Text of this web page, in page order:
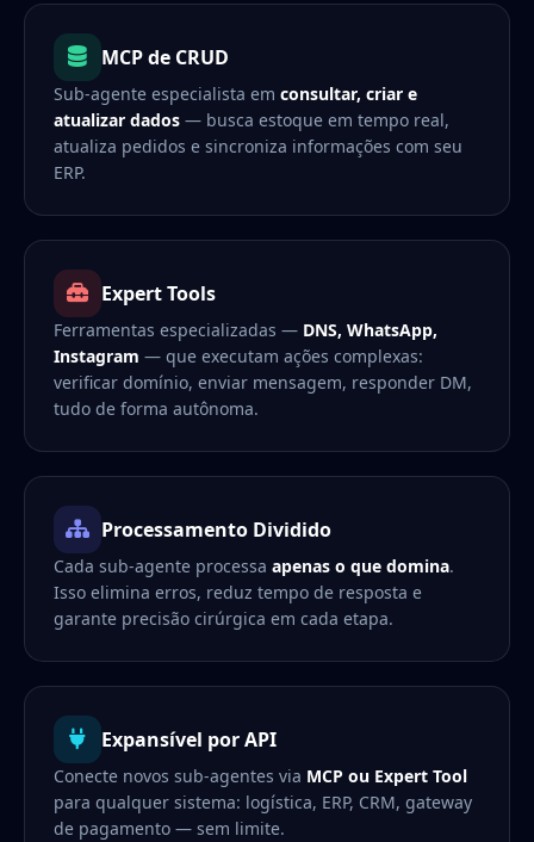
MCP de CRUD
Sub-agente especialista em consultar, criar e
atualizar dados — busca estoque em tempo real,
atualiza pedidos e sincroniza informações com seu
ERP.
Expert Tools
Ferramentas especializadas — DNS, WhatsApp,
Instagram — que executam ações complexas:
verificar domínio, enviar mensagem, responder DM,
tudo de forma autônoma.
Processamento Dividido
Cada sub-agente processa apenas o que domina.
Isso elimina erros, reduz tempo de resposta e
garante precisão cirúrgica em cada etapa.
Expansível por API
Conecte novos sub-agentes via MCP ou Expert Tool
para qualquer sistema: logística, ERP, CRM, gateway
de pagamento — sem limite.